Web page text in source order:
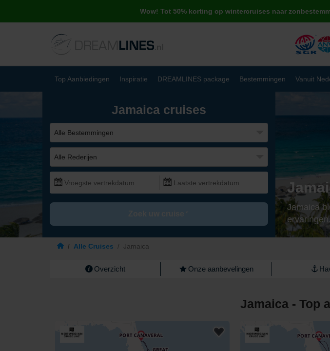
Wow! Tot 50% korting op wintercruises naar
Top Aanbiedingen Inspiratie DREAMLINES package Bestemmingen Vanuit
Jamaica cruises
Alle Bestemmingen
Alle Rederijen
Jamaica
ervaringen.
/ Alle Cruises / Jamaica
Overzicht Onze aanbevelingen
Jamaica - Top